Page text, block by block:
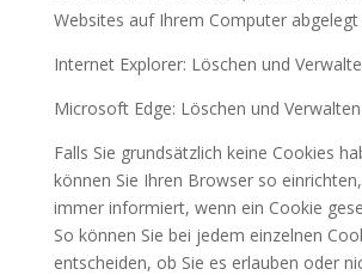
Websites auf Ihrem Computer abgelegt
Internet Explorer: Löschen und
Microsoft Edge: Löschen und
Falls Sie grundsätzlich keine Cookies
können Sie Ihren Browser so
immer informiert, wenn ein Cookie
So können Sie bei jedem einzelnen
entscheiden, ob Sie es erlauben oder